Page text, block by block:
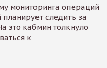
мониторинга операций
следить за
это кабмин толкнуло
к